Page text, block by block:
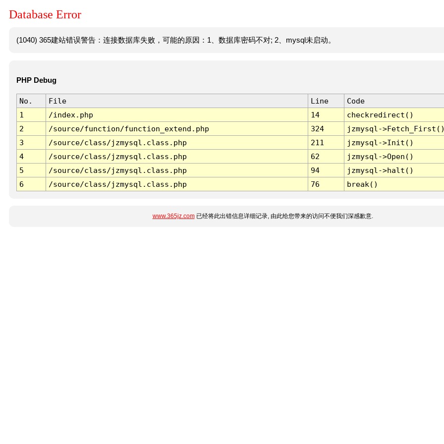
Database Error
(1040) 365建站错误警告：连接数据库失败，可能的原因：1、数据库密码不对; 2、mysql未启动。
PHP Debug
No. File Line
Code
1
/index.php 14
checkredirect()
2
/source/function/function_extend.php 324
jzmysql-
3
/source/class/jzmysql.class.php 211
jzmysql->Init()
4
/source/class/jzmysql.class.php 62
jzmysql->Open()
5
/source/class/jzmysql.class.php 94
jzmysql->halt()
6
/source/class/jzmysql.class.php 76 break()
www.365jz.com已经将此出错信息详细记录, 由此给您带来的访问不便我们深感歉意.